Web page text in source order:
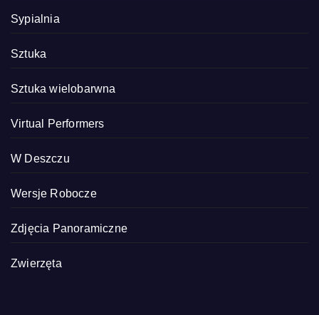
Sypialnia
Sztuka
Sztuka wielobarwna
Virtual Performers
W Deszczu
Wersje Robocze
Zdjęcia Panoramiczne
Zwierzęta